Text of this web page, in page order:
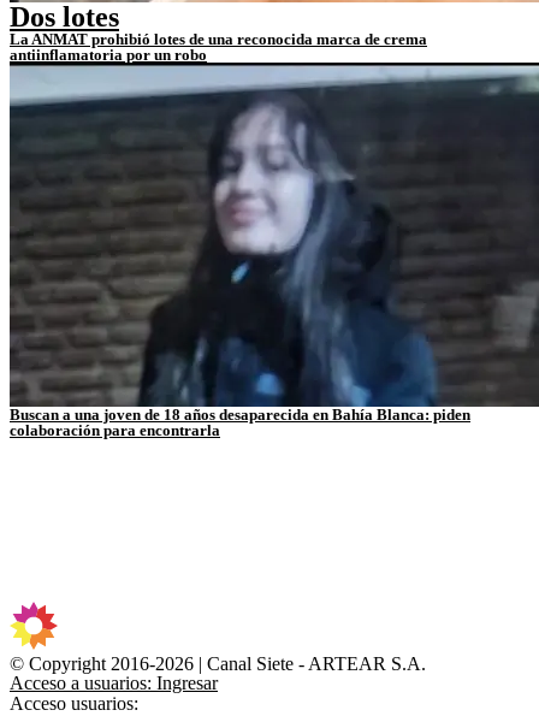
Dos lotes
La ANMAT prohibió lotes de una reconocida marca de crema
antiinflamatoria por un robo
Buscan a una joven de 18 años desaparecida en Bahía Blanca: piden
colaboración para encontrarla
© Copyright 2016-2026 | Canal Siete - ARTEAR S.A.
Acceso a usuarios: Ingresar
Acceso usuarios: